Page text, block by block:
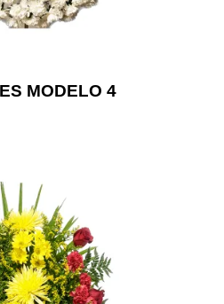
MODELO 4